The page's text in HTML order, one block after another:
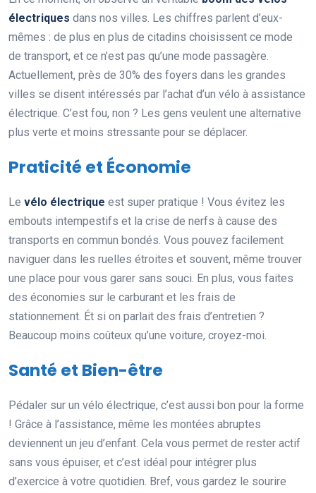
électriques dans nos villes. Les chiffres parlent d’eux-
mêmes : de plus en plus de citadins choisissent ce mode
de transport, et ce n’est pas qu’une mode passagère.
Actuellement, près de 30% des foyers dans les grandes
villes se disent intéressés par l’achat d’un vélo à assistance
électrique. C’est fou, non ? Les gens veulent une alternative
plus verte et moins stressante pour se déplacer.
Praticité et Économie
Le vélo électrique est super pratique ! Vous évitez les
embouts intempestifs et la crise de nerfs à cause des
transports en commun bondés. Vous pouvez facilement
naviguer dans les ruelles étroites et souvent, même trouver
une place pour vous garer sans souci. En plus, vous faites
des économies sur le carburant et les frais de
stationnement. Ét si on parlait des frais d’entretien ?
Beaucoup moins coûteux qu’une voiture, croyez-moi.
Santé et Bien-être
Pédaler sur un vélo électrique, c’est aussi bon pour la forme
! Grâce à l’assistance, même les montées abruptes
deviennent un jeu d’enfant. Cela vous permet de rester actif
sans vous épuiser, et c’est idéal pour intégrer plus
d’exercice à votre quotidien. Bref, vous gardez le sourire